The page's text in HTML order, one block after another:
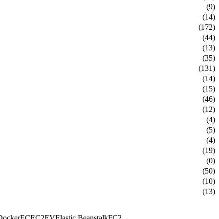
(9)
(14)
(172)
(44)
(13)
(35)
(131)
(14)
(15)
(46)
(12)
(4)
(5)
(4)
(19)
(0)
(50)
(10)
(13)